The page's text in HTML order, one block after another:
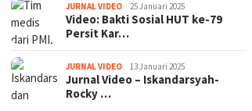
JURNAL VIDEO 25 Januari 2025
Video: Bakti Sosial HUT ke-79
Persit Kar…
JURNAL VIDEO 13 Januari 2025
Jurnal Video – Iskandarsyah-
Rocky …